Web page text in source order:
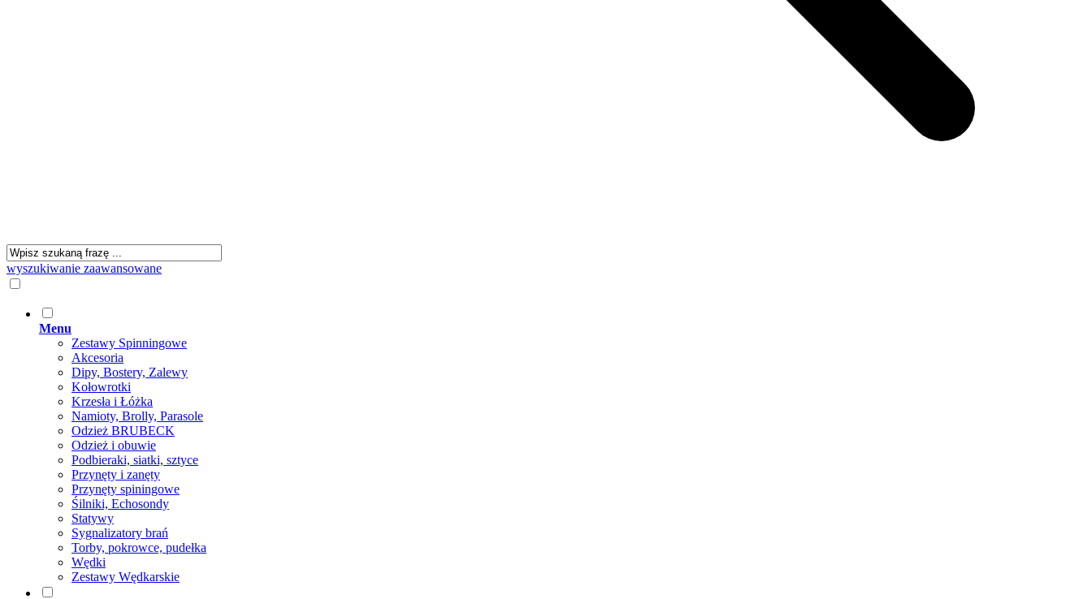
wyszukiwanie zaawansowane
Menu
Zestawy Spinningowe
Akcesoria
Dipy, Bostery, Zalewy
Kołowrotki
Krzesła i Łóżka
Namioty, Brolly, Parasole
Odzież BRUBECK
Odzież i obuwie
Podbieraki, siatki, sztyce
Przynęty i zanęty
Przynęty spiningowe
Śilniki, Echosondy
Statywy
Sygnalizatory brań
Torby, pokrowce, pudełka
Wędki
Zestawy Wędkarskie